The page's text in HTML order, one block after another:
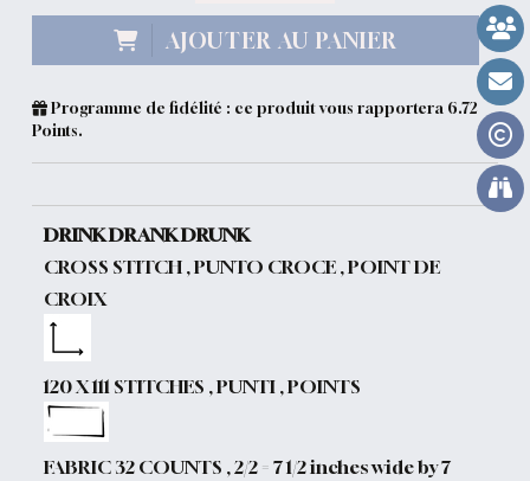
AJOUTER AU PANIER
Programme de fidélité : ce produit vous rapportera 6.72
Points.
DRINK DRANK DRUNK
CROSS STITCH , PUNTO CROCE , POINT DE
CROIX
120 X 111 STITCHES , PUNTI , POINTS
FABRIC 32 COUNTS , 2/2 = 7 1/2 inches wide by 7